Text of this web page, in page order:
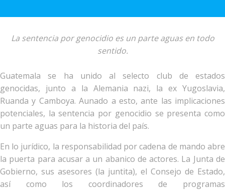
La sentencia por genocidio es un parte aguas en todo
sentido.
Guatemala se ha unido al selecto club de estados
genocidas, junto a la Alemania nazi, la ex Yugoslavia,
Ruanda y Camboya. Aunado a esto, ante las implicaciones
potenciales, la sentencia por genocidio se presenta como
un parte aguas para la historia del país.
En lo jurídico, la responsabilidad por cadena de mando abre
la puerta para acusar a un abanico de actores. La Junta de
Gobierno, sus asesores (la juntita), el Consejo de Estado,
así como los coordinadores de programas